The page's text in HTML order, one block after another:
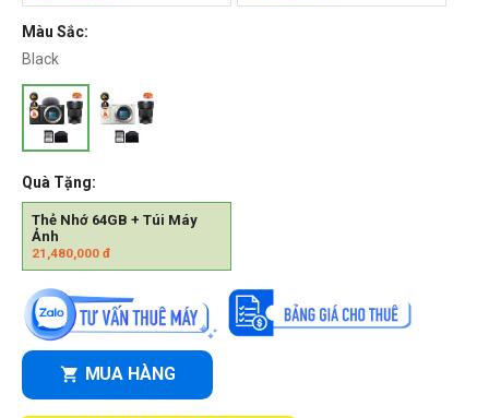
Màu Sắc:
Black
Quà Tặng:
Thẻ Nhớ 64GB + Túi Máy
Ảnh
21,480,000 đ
MUA HÀNG